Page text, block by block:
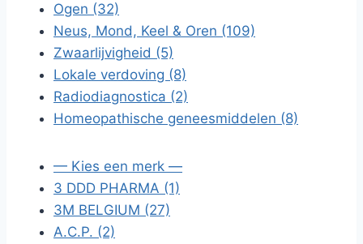
Ogen (32)
Neus, Mond, Keel & Oren (109)
Zwaarlijvigheid (5)
Lokale verdoving (8)
Radiodiagnostica (2)
Homeopathische geneesmiddelen (8)
— Kies een merk —
3 DDD PHARMA (1)
3M BELGIUM (27)
A.C.P. (2)